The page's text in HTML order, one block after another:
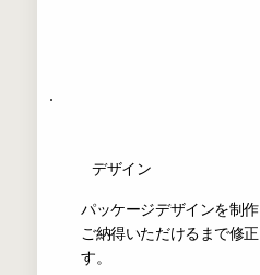
デザイン
パッケージデザインを制作
ご納得いただけるまで修
す。